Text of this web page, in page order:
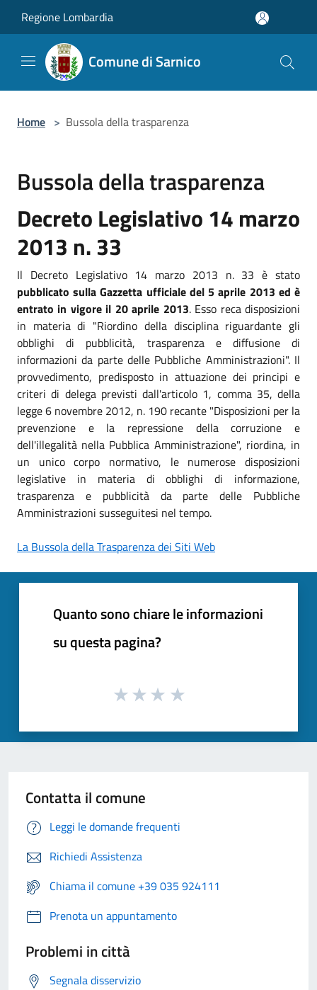
Regione Lombardia
Comune di Sarnico
Home > Bussola della trasparenza
Bussola della trasparenza
Decreto Legislativo 14 marzo
2013 n. 33
Il Decreto Legislativo 14 marzo 2013 n. 33 è stato
pubblicato sulla Gazzetta ufficiale del 5 aprile 2013 ed è
entrato in vigore il 20 aprile 2013. Esso reca disposizioni
in materia di "Riordino della disciplina riguardante gli
obblighi di pubblicità, trasparenza e diffusione di
informazioni da parte delle Pubbliche Amministrazioni". Il
provvedimento, predisposto in attuazione dei principi e
criteri di delega previsti dall'articolo 1, comma 35, della
legge 6 novembre 2012, n. 190 recante "Disposizioni per la
prevenzione e la repressione della corruzione e
dell'illegalità nella Pubblica Amministrazione", riordina, in
un unico corpo normativo, le numerose disposizioni
legislative in materia di obblighi di informazione,
trasparenza e pubblicità da parte delle Pubbliche
Amministrazioni susseguitesi nel tempo.
La Bussola della Trasparenza dei Siti Web
Quanto sono chiare le informazioni
su questa pagina?
Contatta il comune
Leggi le domande frequenti
Richiedi Assistenza
Chiama il comune +39 035 924111
Prenota un appuntamento
Problemi in città
Segnala disservizio